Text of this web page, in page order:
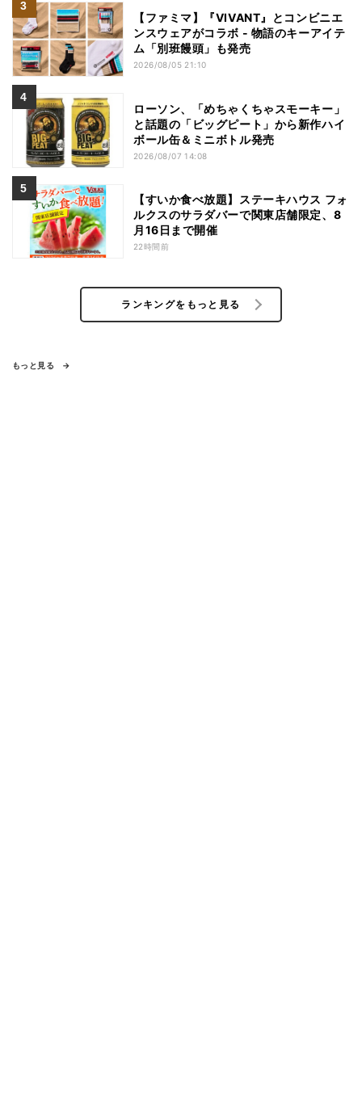
【ファミマ】『VIVANT』とコンビニエ
ンスウェアがコラボ - 物語のキーアイテ
ム「別班饅頭」も発売
2026/08/05 21:10
ローソン、「めちゃくちゃスモーキー」
と話題の「ビッグピート」から新作ハイ
ボール缶＆ミニボトル発売
2026/08/07 14:08
【すいか食べ放題】ステーキハウス フォ
ルクスのサラダバーで関東店舗限定、8
月16日まで開催
22時間前
ランキングをもっと見る
もっと見る